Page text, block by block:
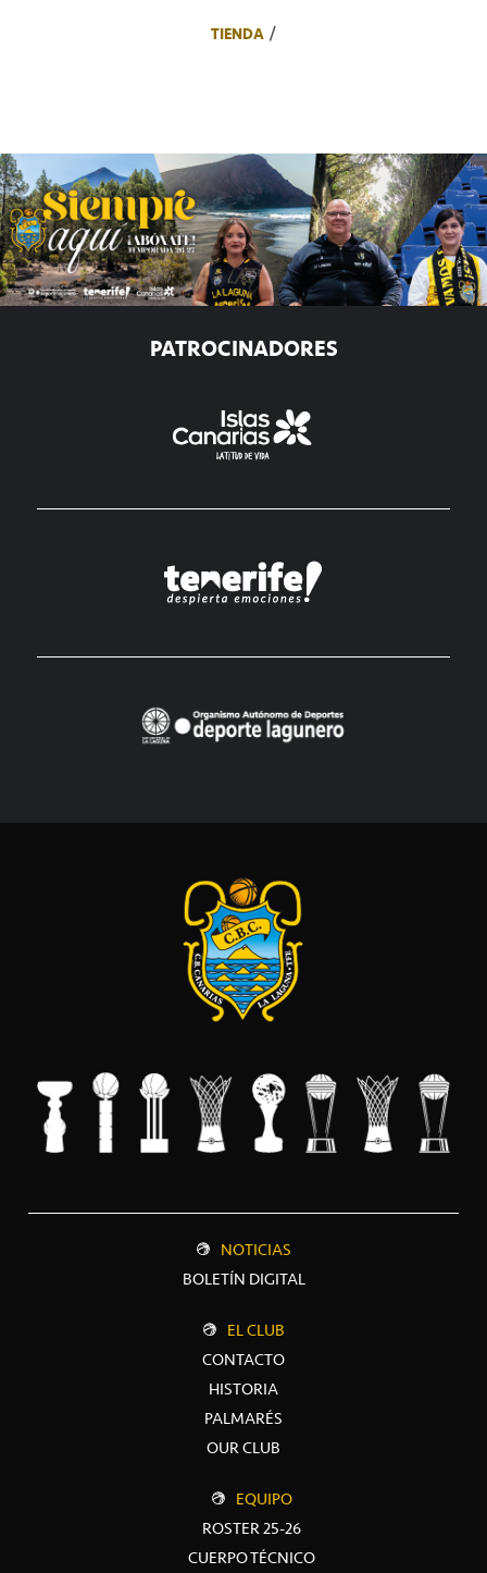
TIENDA
PATROCINADORES
NOTICIAS
BOLETÍN DIGITAL
EL CLUB
CONTACTO
HISTORIA
PALMARÉS
OUR CLUB
EQUIPO
ROSTER 25-26
CUERPO TÉCNICO